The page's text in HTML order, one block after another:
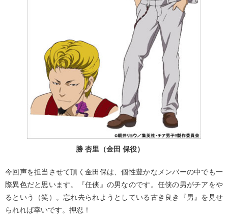
勝 杏里（金田 保役）
今回声を担当させて頂く金田保は、個性豊かなメンバーの中でも一
際異色だと思います。『任侠』の男なのです。任侠の男がチアをや
るという（笑）。忘れ去られようとしている古き良き『男』を見せ
られれば幸いです。押忍！